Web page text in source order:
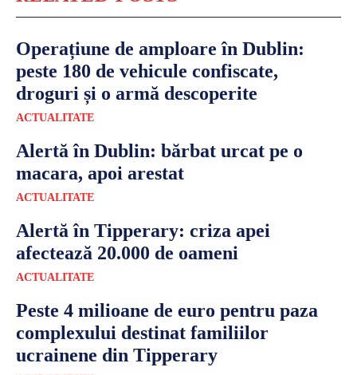
Operațiune de amploare în Dublin:
peste 180 de vehicule confiscate,
droguri și o armă descoperite
ACTUALITATE
Alertă în Dublin: bărbat urcat pe o
macara, apoi arestat
ACTUALITATE
Alertă în Tipperary: criza apei
afectează 20.000 de oameni
ACTUALITATE
Peste 4 milioane de euro pentru paza
complexului destinat familiilor
ucrainene din Tipperary